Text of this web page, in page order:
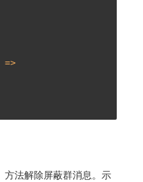
=>
方法解除屏蔽群消息。示